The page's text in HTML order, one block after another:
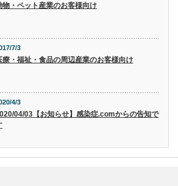
物・ペット産業のお客様向け
7/3
療・福祉・食品の周辺産業のお客様向け
4/3
04/03【お知らせ】感染症.comからの告知で